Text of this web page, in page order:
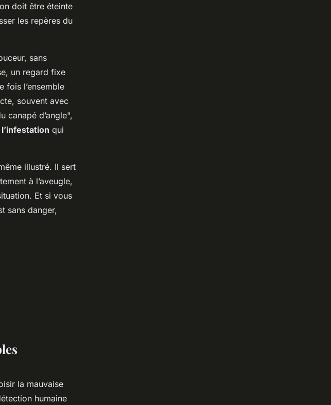
doit être éteinte
les repères du
sans
un regard fixe
fois l’ensemble
souvent avec
canapé d’angle",
qui
illustré. Il sert
à l’aveugle,
Et si vous
sans danger,
la mauvaise
humaine